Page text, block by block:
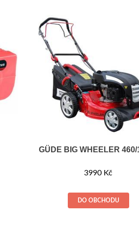
GÜDE BIG WHEELER 460/
3990 Kč
DO OBCHODU